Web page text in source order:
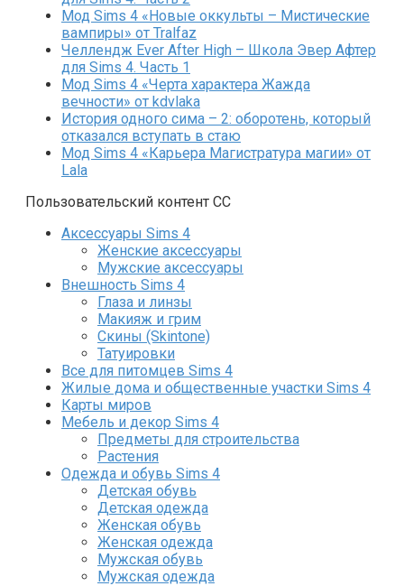
Мод Sims 4 «Новые оккульты – Мистические
вампиры» от Tralfaz
Челлендж Ever After High – Школа Эвер Афтер
для Sims 4. Часть 1
Мод Sims 4 «Черта характера Жажда
вечности» от kdvlaka
История одного сима – 2: оборотень, который
отказался вступать в стаю
Мод Sims 4 «Карьера Магистратура магии» от
Lala
Пользовательский контент СС
Аксессуары Sims 4
Женские аксессуары
Мужские аксессуары
Внешность Sims 4
Глаза и линзы
Макияж и грим
Скины (Skintone)
Татуировки
Все для питомцев Sims 4
Жилые дома и общественные участки Sims 4
Карты миров
Мебель и декор Sims 4
Предметы для строительства
Растения
Одежда и обувь Sims 4
Детская обувь
Детская одежда
Женская обувь
Женская одежда
Мужская обувь
Мужская одежда